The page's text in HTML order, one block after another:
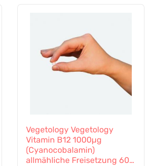
Vegetology Vegetology
Vitamin B12 1000µg
(Cyanocobalamin)
allmähliche Freisetzung 60